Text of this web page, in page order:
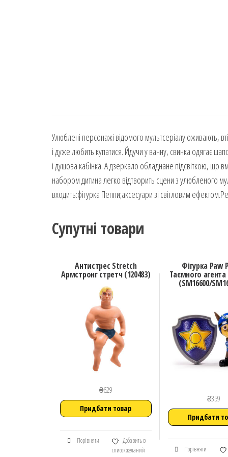
Улюблені персонажі відомого мультсеріалу оживають,
і дуже любить купатися. Йдучи у ванну, свинка одягає
і душова кабінка. А дзеркало обладнане підсвіткою, що
набором дитина легко відтворить сцени з улюбленого
входить:фігурка Пеппи;аксесуари зі світловим
Супутні товари
Антистрес Stretch
Армстронг стретч (120483)
₴629
Придбати товар
Порівняти
Добавить в
список желаний
Фігурка Paw
Таємного
(SM16600/
₴359
Придбати
Порівняти